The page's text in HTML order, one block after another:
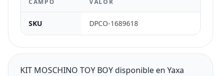
CAMPO VALOR
SKU DPCO-1689618
KIT MOSCHINO TOY BOY disponible en Yaxa